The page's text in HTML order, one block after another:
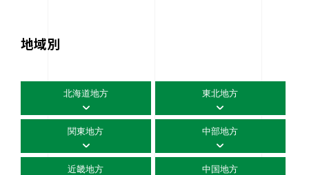
地域別
北海道地方 東北地方
関東地方 中部地方
近畿地方 中国地方